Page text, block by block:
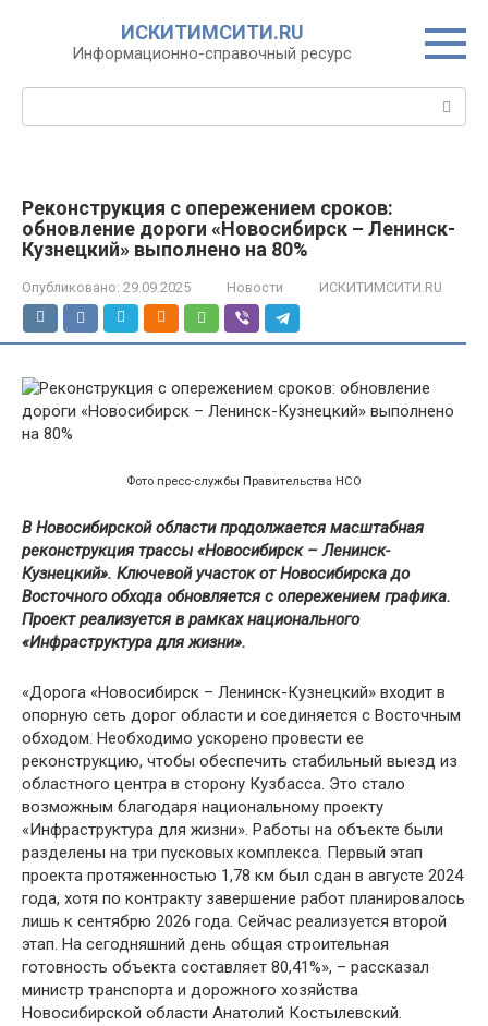
ИСКИТИМСИТИ.RU
Информационно-справочный ресурс
Реконструкция с опережением сроков:
обновление дороги «Новосибирск – Ленинск-
Кузнецкий» выполнено на 80%
Опубликовано: 29.09.2025 Новости ИСКИТИМСИТИ.RU
Фото пресс-службы Правительства НСО
В Новосибирской области продолжается масштабная
реконструкция трассы «Новосибирск – Ленинск-
Кузнецкий». Ключевой участок от Новосибирска до
Восточного обхода обновляется с опережением графика.
Проект реализуется в рамках национального
«Инфраструктура для жизни».
«Дорога «Новосибирск – Ленинск-Кузнецкий» входит в
опорную сеть дорог области и соединяется с Восточным
обходом. Необходимо ускорено провести ее
реконструкцию, чтобы обеспечить стабильный выезд из
областного центра в сторону Кузбасса. Это стало
возможным благодаря национальному проекту
«Инфраструктура для жизни». Работы на объекте были
разделены на три пусковых комплекса. Первый этап
проекта протяженностью 1,78 км был сдан в августе 2024
года, хотя по контракту завершение работ планировалось
лишь к сентябрю 2026 года. Сейчас реализуется второй
этап. На сегодняшний день общая строительная
готовность объекта составляет 80,41%», – рассказал
министр транспорта и дорожного хозяйства
Новосибирской области Анатолий Костылевский.